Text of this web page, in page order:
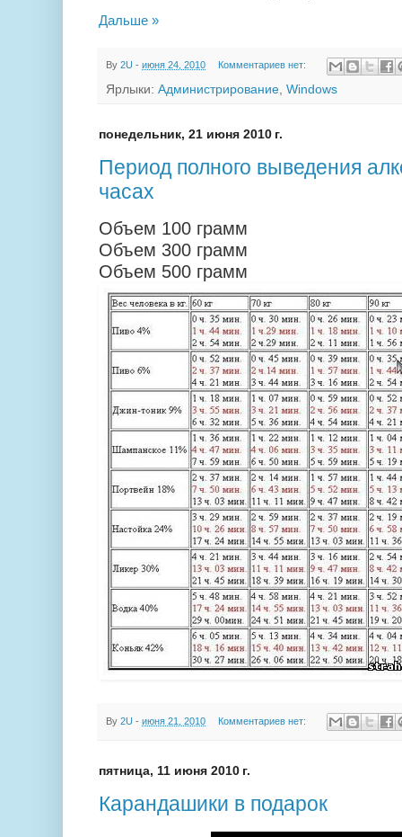
Дальше »
By 2U - июня 24, 2010 Комментариев нет:
Ярлыки: Администрирование Windows
понедельник, 21 июня 2010 г.
Период полного выведения
часах
Объем 100 грамм
Объем 300 грамм
Объем 500 грамм
By 2U - июня 21, 2010 Комментариев нет:
пятница, 11 июня 2010 г.
Карандашики в подарок